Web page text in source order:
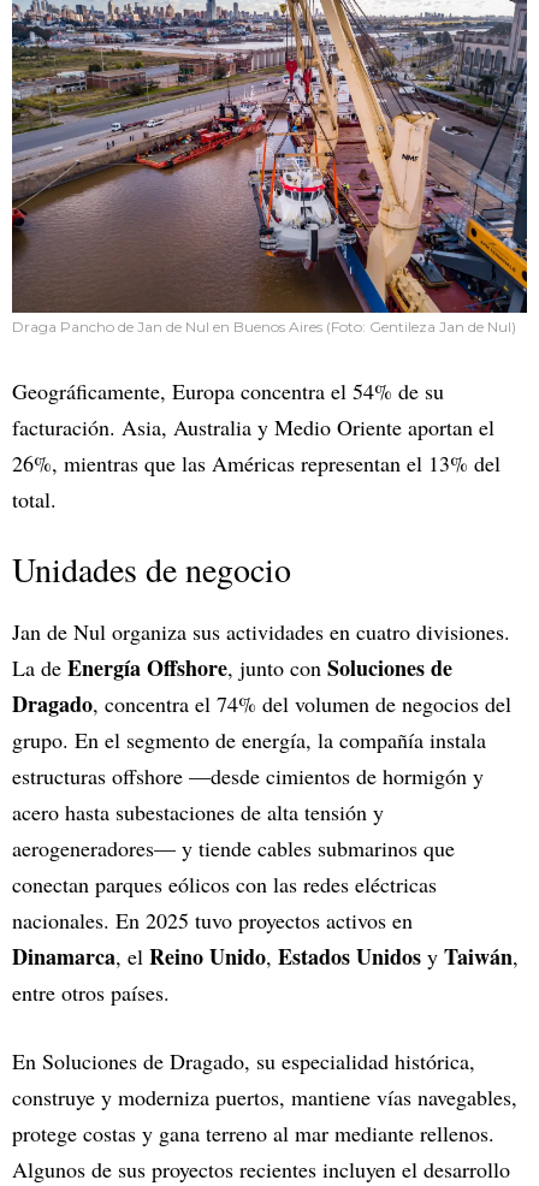
Draga Pancho de Jan de Nul en Buenos Aires (Foto: Gentileza Jan de Nul)
Geográficamente, Europa concentra el 54% de su
facturación. Asia, Australia y Medio Oriente aportan el
26%, mientras que las Américas representan el 13% del
total.
Unidades de negocio
Jan de Nul organiza sus actividades en cuatro divisiones.
La de Energía Offshore, junto con Soluciones de
Dragado, concentra el 74% del volumen de negocios del
grupo. En el segmento de energía, la compañía instala
estructuras offshore —desde cimientos de hormigón y
acero hasta subestaciones de alta tensión y
aerogeneradores— y tiende cables submarinos que
conectan parques eólicos con las redes eléctricas
nacionales. En 2025 tuvo proyectos activos en
Dinamarca, el Reino Unido, Estados Unidos y Taiwán,
entre otros países.
En Soluciones de Dragado, su especialidad histórica,
construye y moderniza puertos, mantiene vías navegables,
protege costas y gana terreno al mar mediante rellenos.
Algunos de sus proyectos recientes incluyen el desarrollo